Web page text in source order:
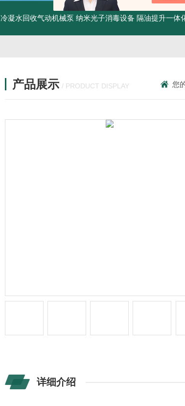
冷凝水回收气动机械泵 纳米光子消毒设备 隔油提升一体
产品展示 / PRODUCT DISPLAY 您
详细介绍